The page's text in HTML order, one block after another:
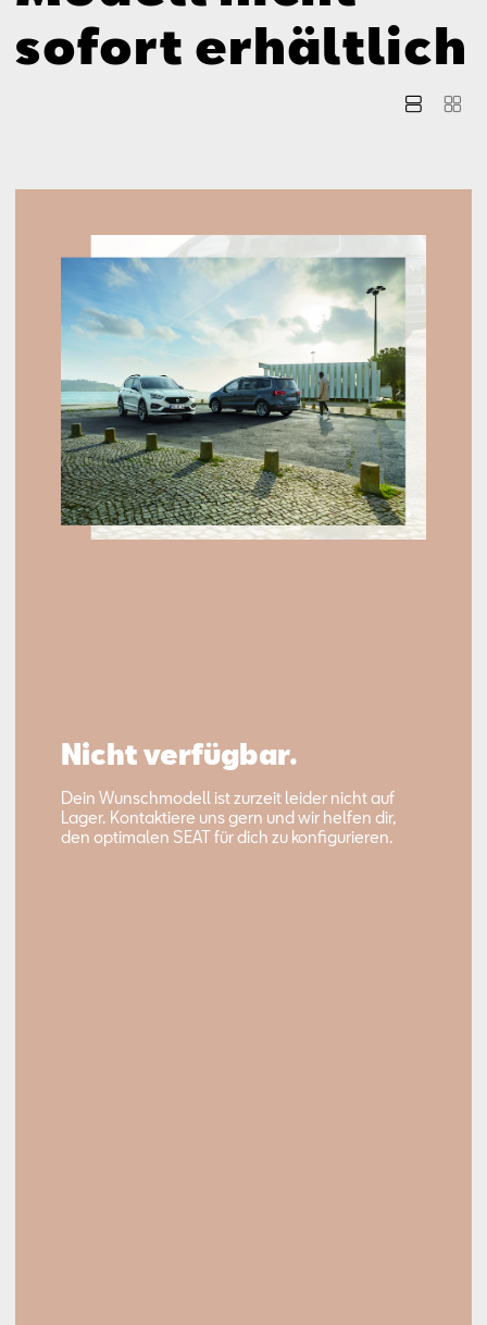
Aktionen
sofort erhältlich
Nicht verfügbar.
Dein Wunschmodell ist zurzeit leider nicht auf
Lager. Kontaktiere uns gern und wir helfen dir,
den optimalen SEAT für dich zu konfigurieren.